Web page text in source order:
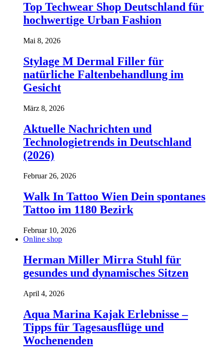
Top Techwear Shop Deutschland für
hochwertige Urban Fashion
Mai 8, 2026
Stylage M Dermal Filler für
natürliche Faltenbehandlung im
Gesicht
März 8, 2026
Aktuelle Nachrichten und
Technologietrends in Deutschland
(2026)
Februar 26, 2026
Walk In Tattoo Wien Dein spontanes
Tattoo im 1180 Bezirk
Februar 10, 2026
Online shop
Herman Miller Mirra Stuhl für
gesundes und dynamisches Sitzen
April 4, 2026
Aqua Marina Kajak Erlebnisse –
Tipps für Tagesausflüge und
Wochenenden